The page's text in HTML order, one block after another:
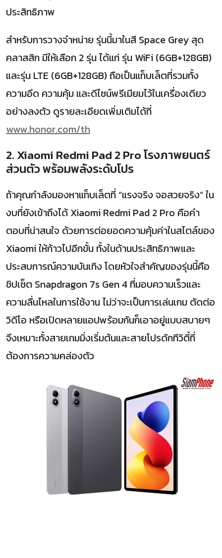
ประสิทธิภาพ
สำหรับการวางจำหน่าย รุ่นนี้มาในสี Space Grey สุด
คลาสสิก มีให้เลือก 2 รุ่น ได้แก่ รุ่น WiFi (6GB+128GB)
และรุ่น LTE (6GB+128GB) ถือเป็นแท็บเล็ตที่รวมทั้ง
ความอึด ความคุ้ม และดีไซน์พรีเมียมไว้ในเครื่องเดียว
อย่างลงตัว ดูรายละเอียดเพิ่มเติมได้ที่
www.honor.com/th
2. Xiaomi Redmi Pad 2 Pro โรงภาพยนตร์
ส่วนตัว พร้อมพลังระดับโปร
ถ้าคุณกำลังมองหาแท็บเล็ตที่ “แรงจริง จอสวยจริง” ใน
งบที่ยังเข้าถึงได้ Xiaomi Redmi Pad 2 Pro คือคำ
ตอบที่น่าสนใจ ด้วยการต่อยอดความคุ้มค่าในสไตล์ของ
Xiaomi ให้ก้าวไปอีกขั้น ทั้งในด้านประสิทธิภาพและ
ประสบการณ์ความบันเทิง โดยหัวใจสำคัญของรุ่นนี้คือ
ชิปเซ็ต Snapdragon 7s Gen 4 ที่มอบความเร็วและ
ความลื่นไหลในการใช้งาน ไม่ว่าจะเป็นการเล่นเกม ตัดต่อ
วิดีโอ หรือเปิดหลายแอปพร้อมกันก็เอาอยู่แบบสบายๆ
จึงเหมาะทั้งสายเกมมิ่งเริ่มต้นและสายโปรดักทีวิตี้ที่
ต้องการความคล่องตัว